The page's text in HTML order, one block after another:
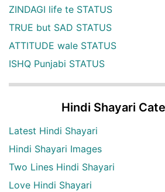
ZINDAGI life te STATUS
TRUE but SAD STATUS
ATTITUDE wale STATUS
ISHQ Punjabi STATUS
Hindi Shayari
Latest Hindi Shayari
Hindi Shayari Images
Two Lines Hindi Shayari
Love Hindi Shayari